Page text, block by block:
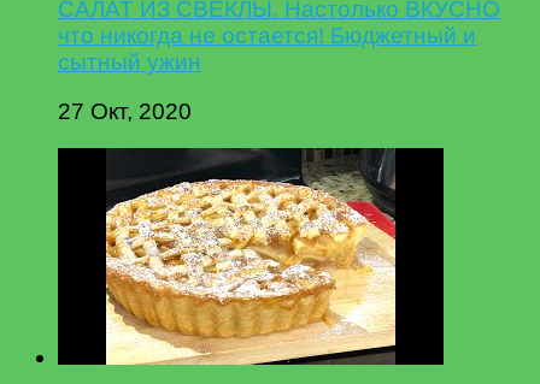
САЛАТ ИЗ СВЕКЛЫ. Настолько ВКУСНО
что никогда не остается! Бюджетный и
сытный ужин
27 Окт, 2020